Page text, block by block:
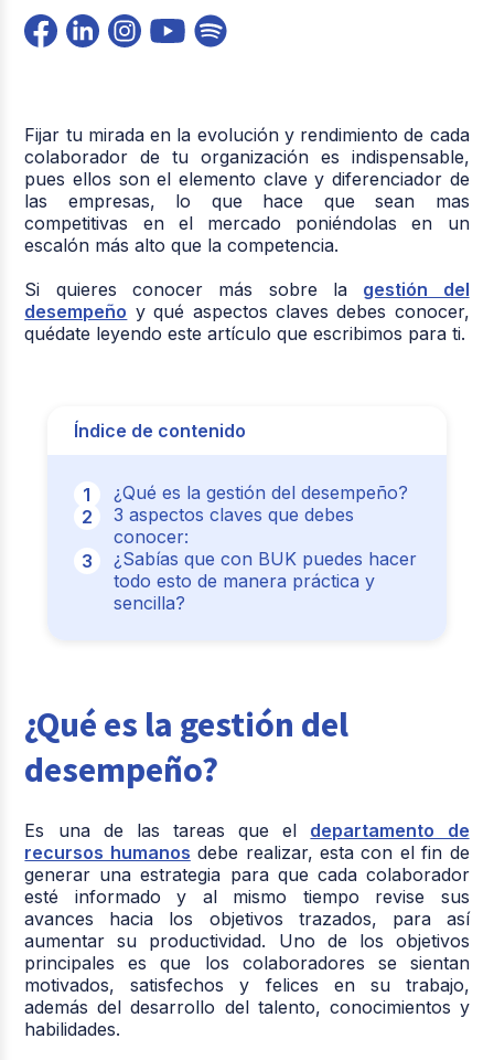
Fijar tu mirada en la evolución y rendimiento de cada
colaborador de tu organización es indispensable,
pues ellos son el elemento clave y diferenciador de
las empresas, lo que hace que sean mas
competitivas en el mercado poniéndolas en un
escalón más alto que la competencia.
Si quieres conocer más sobre la gestión del
desempeño y qué aspectos claves debes conocer,
quédate leyendo este artículo que escribimos para ti.
Índice de contenido
¿Qué es la gestión del desempeño?
3 aspectos claves que debes
conocer:
¿Sabías que con BUK puedes hacer
todo esto de manera práctica y
sencilla?
¿Qué es la gestión del
desempeño?
Es una de las tareas que el departamento de
recursos humanos debe realizar, esta con el fin de
generar una estrategia para que cada colaborador
esté informado y al mismo tiempo revise sus
avances hacia los objetivos trazados, para así
aumentar su productividad. Uno de los objetivos
principales es que los colaboradores se sientan
motivados, satisfechos y felices en su trabajo,
además del desarrollo del talento, conocimientos y
habilidades.